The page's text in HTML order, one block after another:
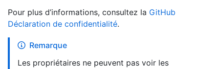
Pour plus d’informations, consultez la GitHub
Déclaration de confidentialité.
Remarque
Les propriétaires ne peuvent pas voir les